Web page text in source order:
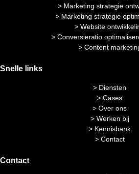
> Marketing strategie
> Marketing strategie
> Website
> Conversieratio
> Content
Snelle links
> Diensten
> Cases
> Over ons
> Werken bij
> Kennisbank
> Contact
Contact